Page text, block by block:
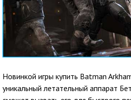
Новинкой игры купить Batman
уникальный летательный аппарат